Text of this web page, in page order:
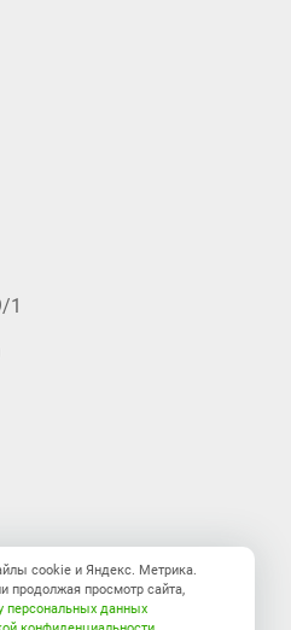
1
cookie и Яндекс. Метрика.
продолжая просмотр сайта,
персональных данных